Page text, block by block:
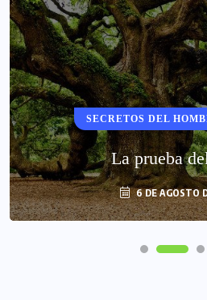
SECRETOS DEL
La prueba
6 DE AGOSTO